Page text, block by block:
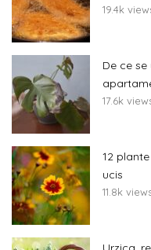
19.4k
De ce
17.6k
12
ucis
11.8k